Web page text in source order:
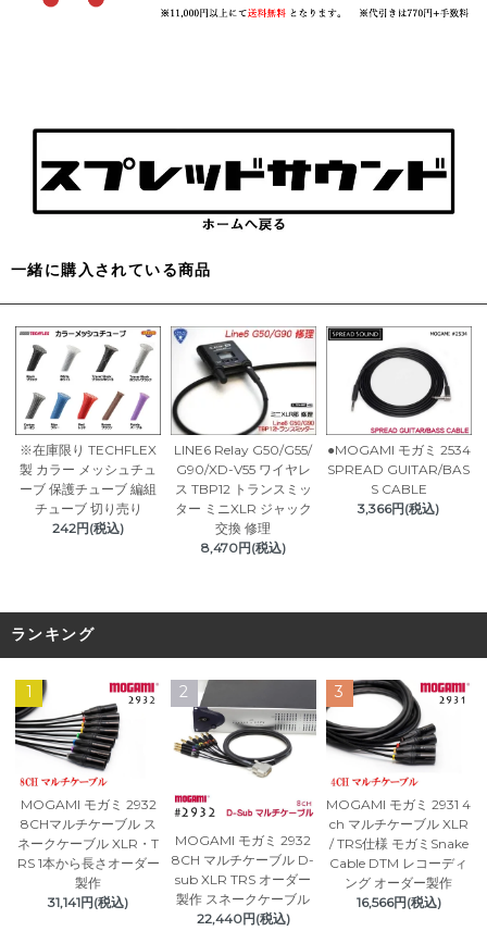
一緒に購入されている商品
※在庫限り TECHFLEX
製 カラー メッシュチュ
ーブ 保護チューブ 編組
チューブ 切り売り
242円(税込)
LINE6 Relay G50/G55/
G90/XD-V55 ワイヤレ
ス TBP12 トランスミッ
ター ミニXLR ジャック
交換 修理
8,470円(税込)
●MOGAMI モガミ 2534
SPREAD GUITAR/BAS
S CABLE
3,366円(税込)
ランキング
1
MOGAMI モガミ 2932
8CHマルチケーブル ス
ネークケーブル XLR・T
RS 1本から長さオーダー
製作
31,141円(税込)
2
MOGAMI モガミ 2932
8CH マルチケーブル D-
sub XLR TRS オーダー
製作 スネークケーブル
22,440円(税込)
3
MOGAMI モガミ 2931 4
ch マルチケーブル XLR
/ TRS仕様 モガミSnake
Cable DTM レコーディ
ング オーダー製作
16,566円(税込)